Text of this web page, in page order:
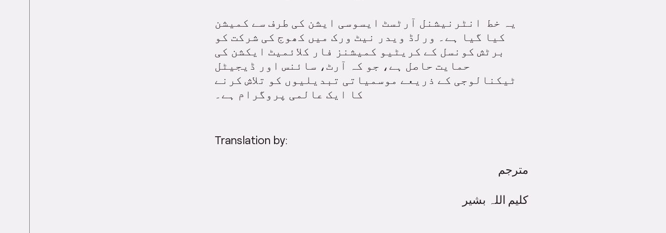
یہ خط انٹرنیشنل آرٹسٹ ایسوسی ایشن کی طرف سے کمیشن
کیا گیا ہے۔ ورلڈ ویدر نیٹ ورک میں کھوج کی شرکت کو
برٹش کونسل کے کریٹیو کمیشنز فار کلائمیٹ ایکشن کی
حمایت حاصل ہے، جو کہ آرٹ، سائنس اور ڈیجیٹل
ٹیکنالوجی کے ذریعے موسمیاتی تبدیلیوں کو تلاش کرنے
کا ایک عالمی پروگرام ہے۔
Translation by:
مترجم
کلیم اللہ بشیر